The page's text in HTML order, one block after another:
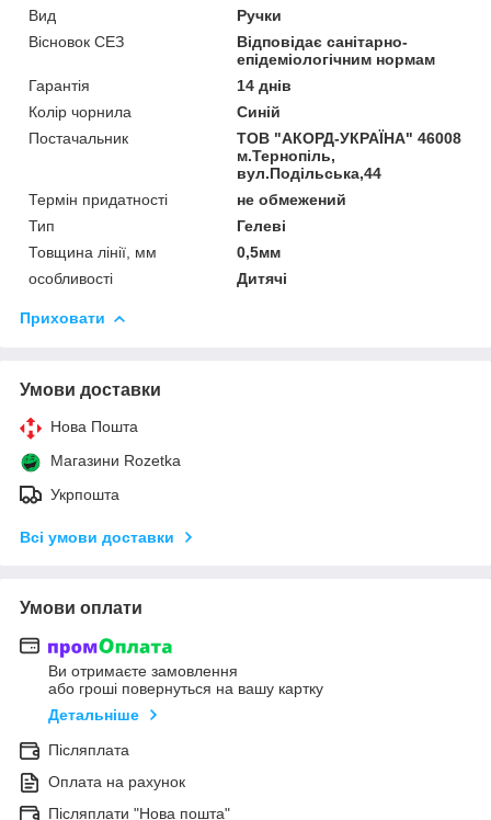
Вид
Ручки
Вісновок СЕЗ
Відповідає санітарно-
епідеміологічним нормам
Гарантія
14 днів
Колір чорнила
Синій
Постачальник
ТОВ "АКОРД-УКРАЇНА" 46008
м.Тернопіль,
вул.Подільська,44
Термін придатності
не обмежений
Тип
Гелеві
Товщина лінії, мм
0,5мм
особливості
Дитячі
Приховати
Умови доставки
Нова Пошта
Магазини Rozetka
Укрпошта
Всі умови доставки
Умови оплати
Ви отримаєте замовлення
або гроші повернуться на вашу картку
Детальніше
Післяплата
Оплата на рахунок
Післяплати "Нова пошта"